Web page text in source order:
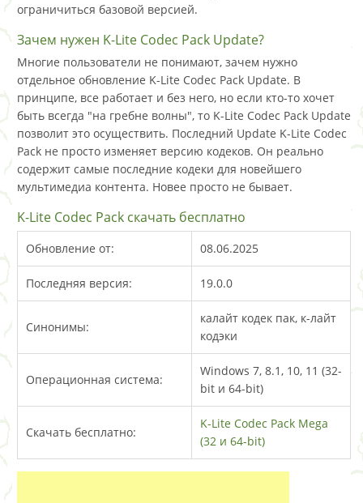
ограничиться базовой версией.
Зачем нужен K-Lite Codec Pack Update?
Многие пользователи не понимают, зачем нужно
отдельное обновление K-Lite Codec Pack Update. В
принципе, все работает и без него, но если кто-то хочет
быть всегда "на гребне волны", то K-Lite Codec Pack Update
позволит это осуществить. Последний Update K-Lite Codec
Pack не просто изменяет версию кодеков. Он реально
содержит самые последние кодеки для новейшего
мультимедиа контента. Новее просто не бывает.
K-Lite Codec Pack скачать бесплатно
Обновление от: 08.06.2025
Последняя версия: 19.0.0
Синонимы:
калайт кодек пак, к-лайт
кодэки
Операционная система:
Windows 7, 8.1, 10, 11 (32-
bit и 64-bit)
Скачать бесплатно:
K-Lite Codec Pack Mega
(32 и 64-bit)